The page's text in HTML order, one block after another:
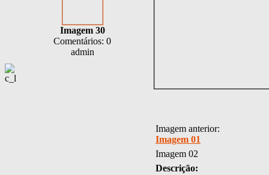
Imagem 30
Comentários: 0
admin
Imagem anterior:
Imagem 01
Imagem 02
Descrição: